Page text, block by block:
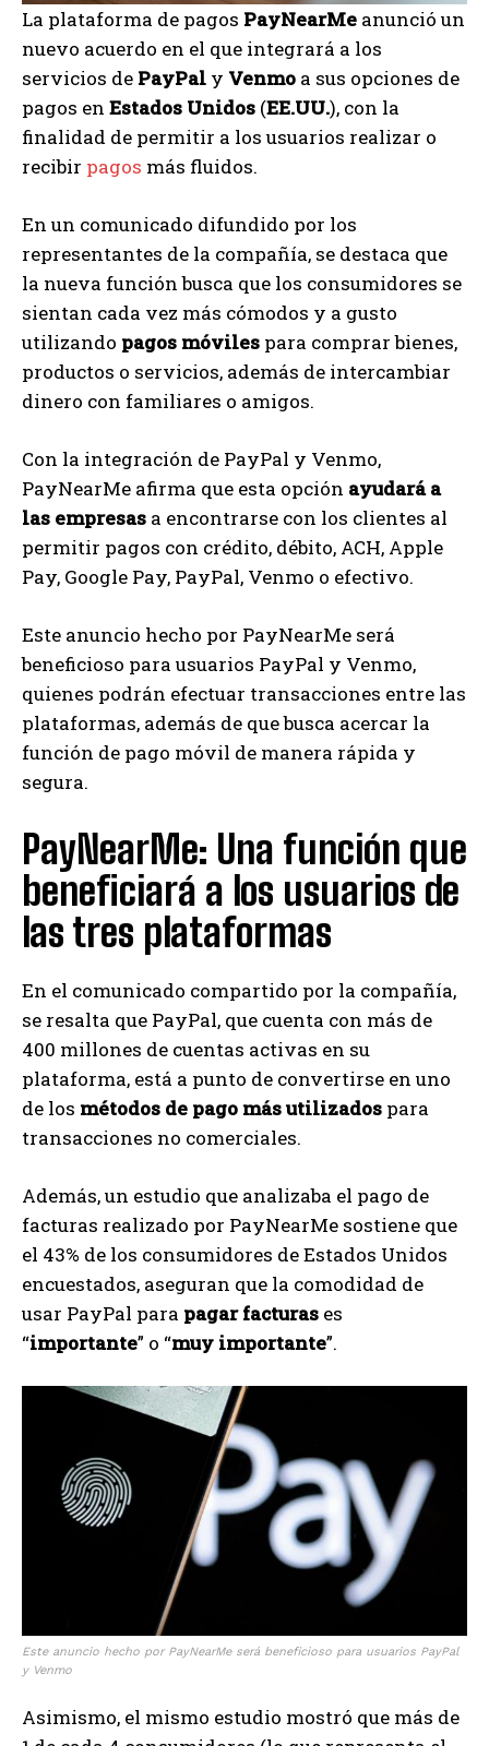
La plataforma de pagos PayNearMe anunció un
nuevo acuerdo en el que integrará a los
servicios de PayPal y Venmo a sus opciones de
pagos en Estados Unidos (EE.UU.), con la
finalidad de permitir a los usuarios realizar o
recibir pagos más fluidos.
En un comunicado difundido por los
representantes de la compañía, se destaca que
la nueva función busca que los consumidores se
sientan cada vez más cómodos y a gusto
utilizando pagos móviles para comprar bienes,
productos o servicios, además de intercambiar
dinero con familiares o amigos.
Con la integración de PayPal y Venmo,
PayNearMe afirma que esta opción ayudará a
las empresas a encontrarse con los clientes al
permitir pagos con crédito, débito, ACH, Apple
Pay, Google Pay, PayPal, Venmo o efectivo.
Este anuncio hecho por PayNearMe será
beneficioso para usuarios PayPal y Venmo,
quienes podrán efectuar transacciones entre las
plataformas, además de que busca acercar la
función de pago móvil de manera rápida y
segura.
PayNearMe: Una función que
beneficiará a los usuarios de
las tres plataformas
En el comunicado compartido por la compañía,
se resalta que PayPal, que cuenta con más de
400 millones de cuentas activas en su
plataforma, está a punto de convertirse en uno
de los métodos de pago más utilizados para
transacciones no comerciales.
Además, un estudio que analizaba el pago de
facturas realizado por PayNearMe sostiene que
el 43% de los consumidores de Estados Unidos
encuestados, aseguran que la comodidad de
usar PayPal para pagar facturas es
“importante” o “muy importante”.
Este anuncio hecho por PayNearMe será beneficioso para usuarios PayPal
y Venmo
Asimismo, el mismo estudio mostró que más de